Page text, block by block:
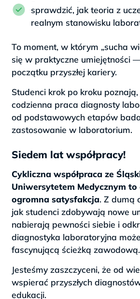
sprawdzić, jak teoria z
realnym stanowisku
To moment, w którym „sucha
się w praktyczne umiejętności
początku przyszłej kariery.
Studenci krok po kroku
codzienna praca diagnosty
od podstawowych etapów
zastosowanie w laboratorium.
Siedem lat współpracy!
Cykliczna współpraca ze
Uniwersytetem Medycznym to
ogromna satysfakcja. Z dumą
jak studenci zdobywają nowe
nabierają pewności siebie i
diagnostyka laboratoryjna
fascynującą ścieżką zawodową.
Jesteśmy zaszczyceni, że od
wspierać przyszłych
edukacji.